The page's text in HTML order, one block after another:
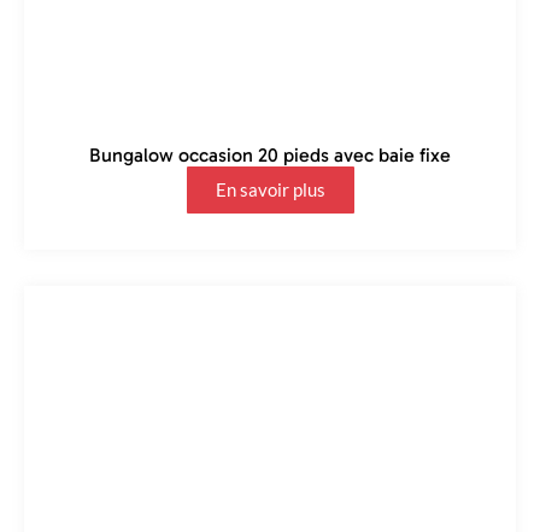
Bungalow occasion 20 pieds avec baie fixe
En savoir plus